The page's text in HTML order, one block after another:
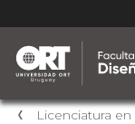
Licenciatura